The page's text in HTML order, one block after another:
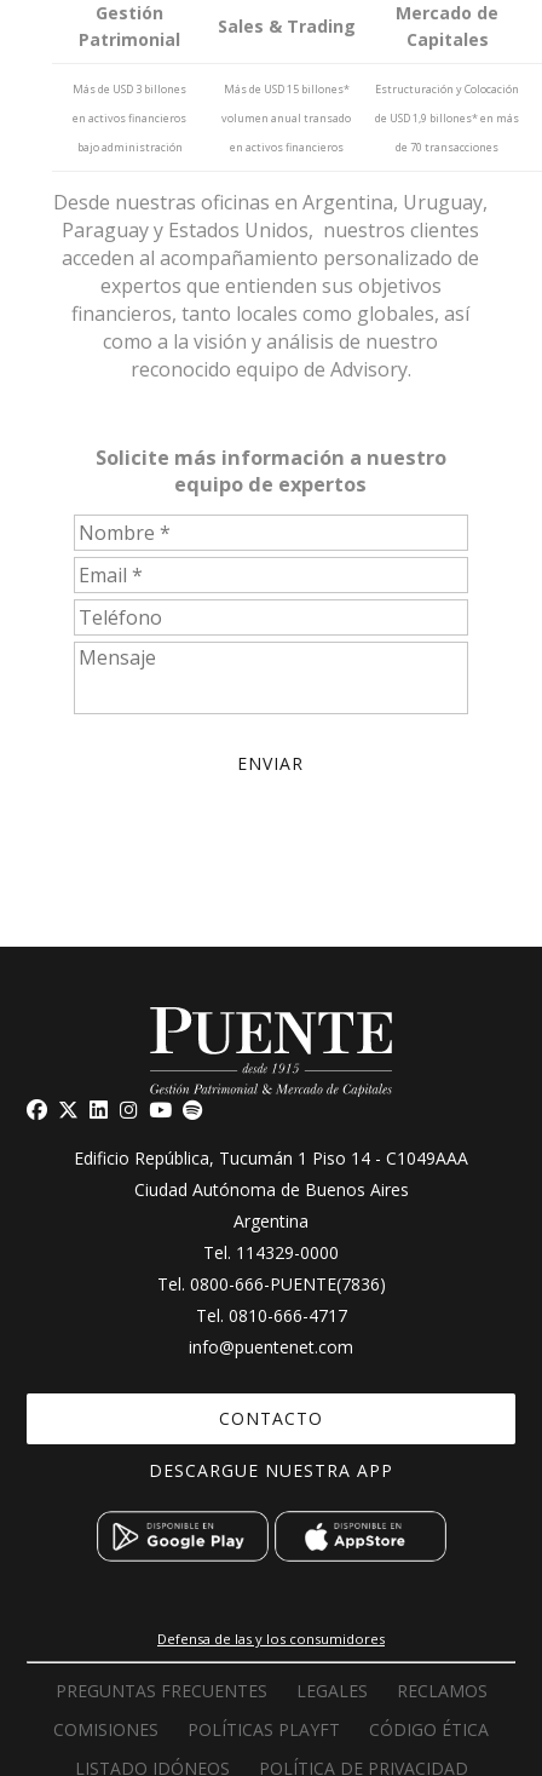
Gestión
Patrimonial
Sales & Trading
Mercado de
Capitales
Más de USD 3 billones
en activos financieros
bajo administración
Más de USD 15 billones*
volumen anual transado
en activos financieros
Estructuración y Colocación
de USD 1,9 billones* en más
de 70 transacciones
Desde nuestras oficinas en Argentina, Uruguay,
Paraguay y Estados Unidos, nuestros clientes
acceden al acompañamiento personalizado de
expertos que entienden sus objetivos
financieros, tanto locales como globales, así
como a la visión y análisis de nuestro
reconocido equipo de Advisory.
Solicite más información a nuestro
equipo de expertos
ENVIAR
Edificio República, Tucumán 1 Piso 14 - C1049AAA
Ciudad Autónoma de Buenos Aires
Argentina
Tel. 114329-0000
Tel. 0800-666-PUENTE(7836)
Tel. 0810-666-4717
info@puentenet.com
CONTACTO
DESCARGUE NUESTRA APP
Defensa de las y los consumidores
PREGUNTAS FRECUENTES LEGALES
RECLAMOS
COMISIONES
POLÍTICAS PLAYFT
CÓDIGO ÉTICA
LISTADO IDÓNEOS
POLÍTICA DE PRIVACIDAD